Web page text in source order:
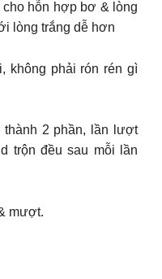
hỗn hợp bơ & lòng
lòng trắng dễ hơn
không phải rón rén gì
thành 2 phần, lần lượt
trộn đều sau mỗi lần
mượt.